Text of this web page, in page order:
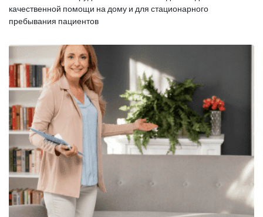
качественной помощи на дому и для стационарного
пребывания пациентов